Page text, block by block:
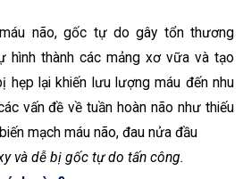
não, gốc tự do gây tổn thương
hình thành các mảng xơ vữa và tạo
hẹp lại khiến lưu lượng máu đến nhu
vấn đề về tuần hoàn não như thiếu
mạch máu não, đau nửa đầu
và dễ bị gốc tự do tấn công.